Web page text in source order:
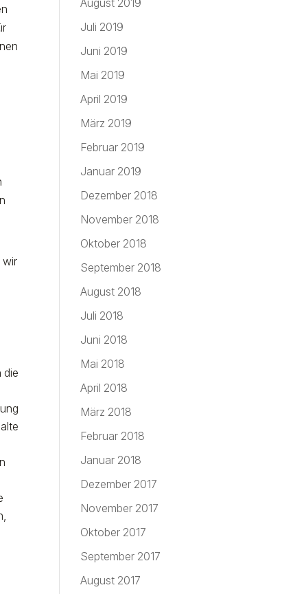
wir
die
August 2019
Juli 2019
Juni 2019
Mai 2019
April 2019
März 2019
Februar 2019
Januar 2019
Dezember 2018
November 2018
Oktober 2018
September 2018
August 2018
Juli 2018
Juni 2018
Mai 2018
April 2018
März 2018
Februar 2018
Januar 2018
Dezember 2017
November 2017
Oktober 2017
September 2017
August 2017